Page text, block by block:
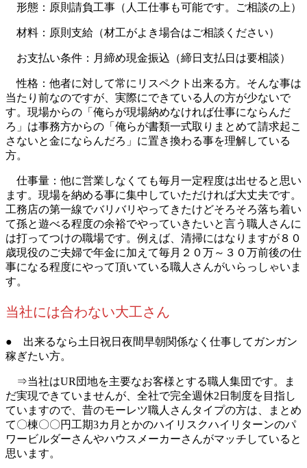
形態：原則請負工事（人工仕事も可能です。ご相談の上）
材料：原則支給（材工がよき場合はご相談ください）
お支払い条件：月締め現金振込（締日支払日は要相談）
性格：他者に対して常にリスペクト出来る方。そんな事は
当たり前なのですが、実際にできている人の方が少ないで
す。現場からの「俺らが現場納めなければ仕事にならんだ
ろ」は事務方からの「俺らが書類一式取りまとめて請求起こ
さないと金にならんだろ」に置き換わる事を理解している
方。
仕事量：他に営業しなくても毎月一定程度は出せると思い
ます。現場を納める事に集中していただければ大丈夫です。
工務店の第一線でバリバリやってきたけどそろそろ落ち着い
て孫と遊べる程度の余裕でやっていきたいと言う職人さんに
は打ってつけの職場です。例えば、清掃にはなりますが８０
歳現役のご夫婦で年金に加えて毎月２０万～３０万前後の仕
事になる程度にやって頂いている職人さんがいらっしゃいま
す。
当社には合わない大工さん
● 出来るなら土日祝日夜間早朝関係なく仕事してガンガン
稼ぎたい方。
⇒当社はUR団地を主要なお客様とする職人集団です。ま
だ実現できていませんが、全社で完全週休2日制度を目指し
ていますので、昔のモーレツ職人さんタイプの方は、まとめ
て〇棟〇〇円工期3カ月とかのハイリスクハイリターンのパ
ワービルダーさんやハウスメーカーさんがマッチしていると
思います。